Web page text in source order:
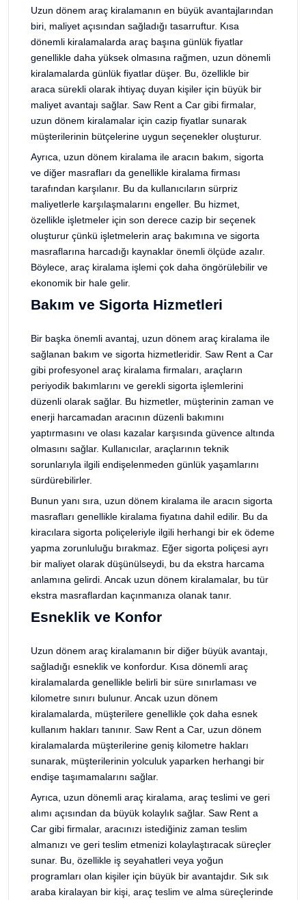
Uzun dönem araç kiralamanın en büyük avantajlarından
biri, maliyet açısından sağladığı tasarruftur. Kısa
dönemli kiralamalarda araç başına günlük fiyatlar
genellikle daha yüksek olmasına rağmen, uzun dönemli
kiralamalarda günlük fiyatlar düşer. Bu, özellikle bir
araca sürekli olarak ihtiyaç duyan kişiler için büyük bir
maliyet avantajı sağlar. Saw Rent a Car gibi firmalar,
uzun dönem kiralamalar için cazip fiyatlar sunarak
müşterilerinin bütçelerine uygun seçenekler oluşturur.
Ayrıca, uzun dönem kiralama ile aracın bakım, sigorta
ve diğer masrafları da genellikle kiralama firması
tarafından karşılanır. Bu da kullanıcıların sürpriz
maliyetlerle karşılaşmalarını engeller. Bu hizmet,
özellikle işletmeler için son derece cazip bir seçenek
oluşturur çünkü işletmelerin araç bakımına ve sigorta
masraflarına harcadığı kaynaklar önemli ölçüde azalır.
Böylece, araç kiralama işlemi çok daha öngörülebilir ve
ekonomik bir hale gelir.
Bakım ve Sigorta Hizmetleri
Bir başka önemli avantaj, uzun dönem araç kiralama ile
sağlanan bakım ve sigorta hizmetleridir. Saw Rent a Car
gibi profesyonel araç kiralama firmaları, araçların
periyodik bakımlarını ve gerekli sigorta işlemlerini
düzenli olarak sağlar. Bu hizmetler, müşterinin zaman ve
enerji harcamadan aracının düzenli bakımını
yaptırmasını ve olası kazalar karşısında güvence altında
olmasını sağlar. Kullanıcılar, araçlarının teknik
sorunlarıyla ilgili endişelenmeden günlük yaşamlarını
sürdürebilirler.
Bunun yanı sıra, uzun dönem kiralama ile aracın sigorta
masrafları genellikle kiralama fiyatına dahil edilir. Bu da
kiracılara sigorta poliçeleriyle ilgili herhangi bir ek ödeme
yapma zorunluluğu bırakmaz. Eğer sigorta poliçesi ayrı
bir maliyet olarak düşünülseydi, bu da ekstra harcama
anlamına gelirdi. Ancak uzun dönem kiralamalar, bu tür
ekstra masraflardan kaçınmanıza olanak tanır.
Esneklik ve Konfor
Uzun dönem araç kiralamanın bir diğer büyük avantajı,
sağladığı esneklik ve konfordur. Kısa dönemli araç
kiralamalarda genellikle belirli bir süre sınırlaması ve
kilometre sınırı bulunur. Ancak uzun dönem
kiralamalarda, müşterilere genellikle çok daha esnek
kullanım hakları tanınır. Saw Rent a Car, uzun dönem
kiralamalarda müşterilerine geniş kilometre hakları
sunarak, müşterilerinin yolculuk yaparken herhangi bir
endişe taşımamalarını sağlar.
Ayrıca, uzun dönemli araç kiralama, araç teslimi ve geri
alımı açısından da büyük kolaylık sağlar. Saw Rent a
Car gibi firmalar, aracınızı istediğiniz zaman teslim
almanızı ve geri teslim etmenizi kolaylaştıracak süreçler
sunar. Bu, özellikle iş seyahatleri veya yoğun
programları olan kişiler için büyük bir avantajdır. Sık sık
araba kiralayan bir kişi, araç teslim ve alma süreçlerinde